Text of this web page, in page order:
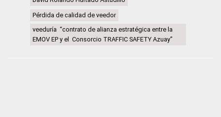
Pérdida de calidad de veedor
veeduría “contrato de alianza estratégica entre la
EMOV EP y el Consorcio TRAFFIC SAFETY Azuay”